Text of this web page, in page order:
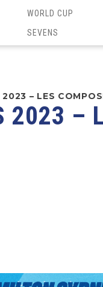
WORLD CUP
SEVENS
2023 – LES
2023 –